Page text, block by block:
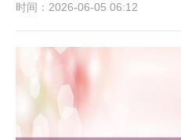
时间：2026-06-05 06:12